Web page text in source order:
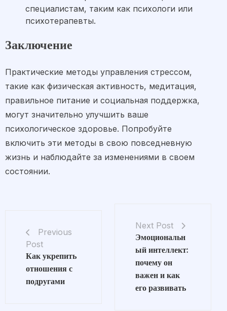
специалистам, таким как психологи или
психотерапевты.
Заключение
Практические методы управления стрессом,
такие как физическая активность, медитация,
правильное питание и социальная поддержка,
могут значительно улучшить ваше
психологическое здоровье. Попробуйте
включить эти методы в свою повседневную
жизнь и наблюдайте за изменениями в своем
состоянии.
Previous
Post
Как укрепить
отношения с
подругами
Next Post
Эмоциональн
ый интеллект:
почему он
важен и как
его развивать